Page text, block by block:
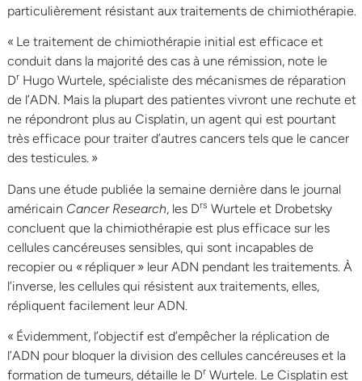
particulièrement résistant aux traitements de chimiothérapie.
« Le traitement de chimiothérapie initial est efficace et
conduit dans la majorité des cas à une rémission, note le
Dr Hugo Wurtele, spécialiste des mécanismes de réparation
de l’ADN. Mais la plupart des patientes vivront une rechute et
ne répondront plus au Cisplatin, un agent qui est pourtant
très efficace pour traiter d’autres cancers tels que le cancer
des testicules. »
Dans une étude publiée la semaine dernière dans le journal
américain Cancer Research, les Drs Wurtele et Drobetsky
concluent que la chimiothérapie est plus efficace sur les
cellules cancéreuses sensibles, qui sont incapables de
recopier ou « répliquer » leur ADN pendant les traitements. À
l’inverse, les cellules qui résistent aux traitements, elles,
répliquent facilement leur ADN.
« Évidemment, l’objectif est d’empêcher la réplication de
l’ADN pour bloquer la division des cellules cancéreuses et la
formation de tumeurs, détaille le Dr Wurtele. Le Cisplatin est